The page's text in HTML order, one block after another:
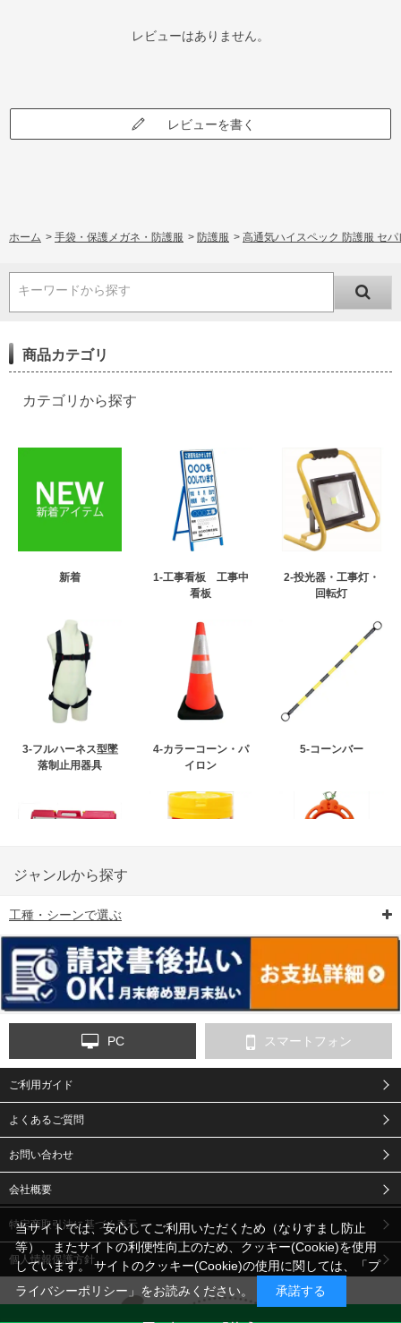
レビューはありません。
レビューを書く
ホーム > 手袋・保護メガネ・防護服 > 防護服 > 高通気ハイスペック 防護服 セ
キーワードから探す
商品カテゴリ
カテゴリから探す
新着
1-工事看板 工事中
看板
2-投光器・工事灯・
回転灯
3-フルハーネス型墜
落制止用器具
4-カラーコーン・パ
イロン
5-コーンバー
6-矢印板/LED矢印板
ンス
9-点字マット・タイ
12-安全ベスト
13-誘導灯・誘導棒・
14-ライフジャケット
ジャンルから探す
工種・シーンで選ぶ
PC スマートフォン
ご利用ガイド
よくあるご質問
お問い合わせ
会社概要
特定商取引法に基づく表示
個人情報保護方針
当サイトでは、安心してご利用いただくため（なりすまし防止
等）、またサイトの利便性向上のため、クッキー(Cookie)を使用
しています。 サイトのクッキー(Cookie)の使用に関しては、「プ
ライバシーポリシー 」をお読みください。 承諾する